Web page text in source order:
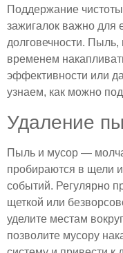
Поддержание чистоты
зажигалок важно для
долговечности. Пыль,
временем
эффективности или
узнаем, как можно
Удаление
Пыль и мусор —
пробираются в щели
событий. Регулярно
щеткой или
уделите местам
позволите мусору